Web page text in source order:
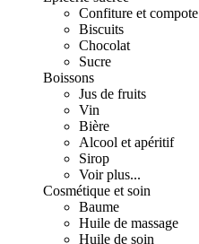
Confiture et compote
Biscuits
Chocolat
Sucre
Boissons
Jus de fruits
Vin
Bière
Alcool et apéritif
Sirop
Voir plus...
Cosmétique et soin
Baume
Huile de massage
Huile de soin